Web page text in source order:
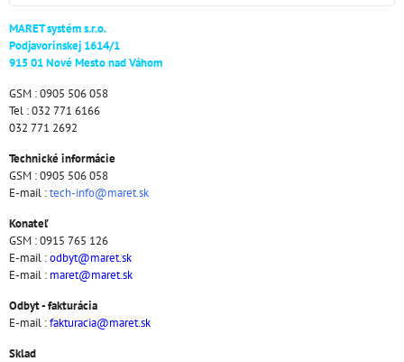
MARET systém s.r.o.
Podjavorinskej 1614/1
915 01 Nové Mesto nad Váhom
GSM : 0905 506 058
Tel : 032 771 6166
032 771 2692
Technické informácie
GSM : 0905 506 058
E-mail :tech-info@maret.sk
Konateľ
GSM : 0915 765 126
E-mail :odbyt@maret.sk
E-mail : maret@maret.sk
Odbyt - fakturácia
E-mail :fakturacia@maret.sk
Sklad